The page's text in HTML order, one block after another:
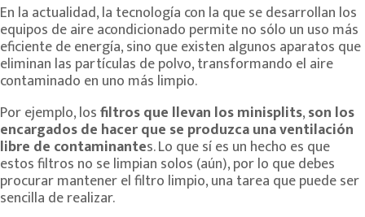
En la actualidad, la tecnología con la que se desarrollan los
equipos de aire acondicionado permite no sólo un uso más
eficiente de energía, sino que existen algunos aparatos que
eliminan las partículas de polvo, transformando el aire
contaminado en uno más limpio.
Por ejemplo, losfiltros que llevan los minisplits,son los
encargados de hacer que se produzca una ventilación
libre de contaminantes. Lo que sí es un hecho es que
estos filtros no se limpian solos (aún), por lo que debes
procurar mantener el filtro limpio, una tarea que puede ser
sencilla de realizar.